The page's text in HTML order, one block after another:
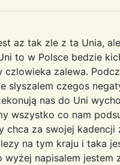
az tak zle z ta Unia,
to w Polsce bedzie
czlowieka zalewa.
slyszalem czegos
nas do Uni
wszystko co nam
chca za swojej
na tym kraju i taka
wyżej napisalem